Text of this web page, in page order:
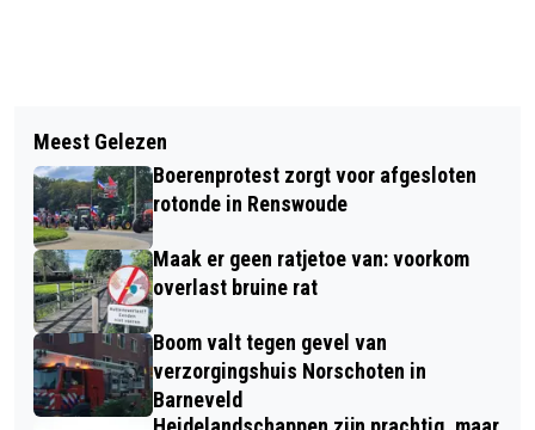
OLDENBARNEVELDPLEIN IN
BARNEVELD FEESTELIJK GEOPEND
DOOR WETHOUDER JOLANDA DE HEER
VROUW BIJ EENZIJDIG ONGEVAL
GEWOND GERAAKT IN VOORTHUIZEN
Meest Gelezen
Boerenprotest zorgt voor afgesloten
rotonde in Renswoude
Maak er geen ratjetoe van: voorkom
overlast bruine rat
Boom valt tegen gevel van
verzorgingshuis Norschoten in
Barneveld